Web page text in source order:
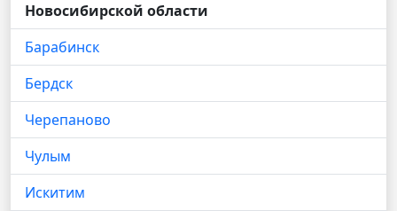
Новосибирской области
Барабинск
Бердск
Черепаново
Чулым
Искитим